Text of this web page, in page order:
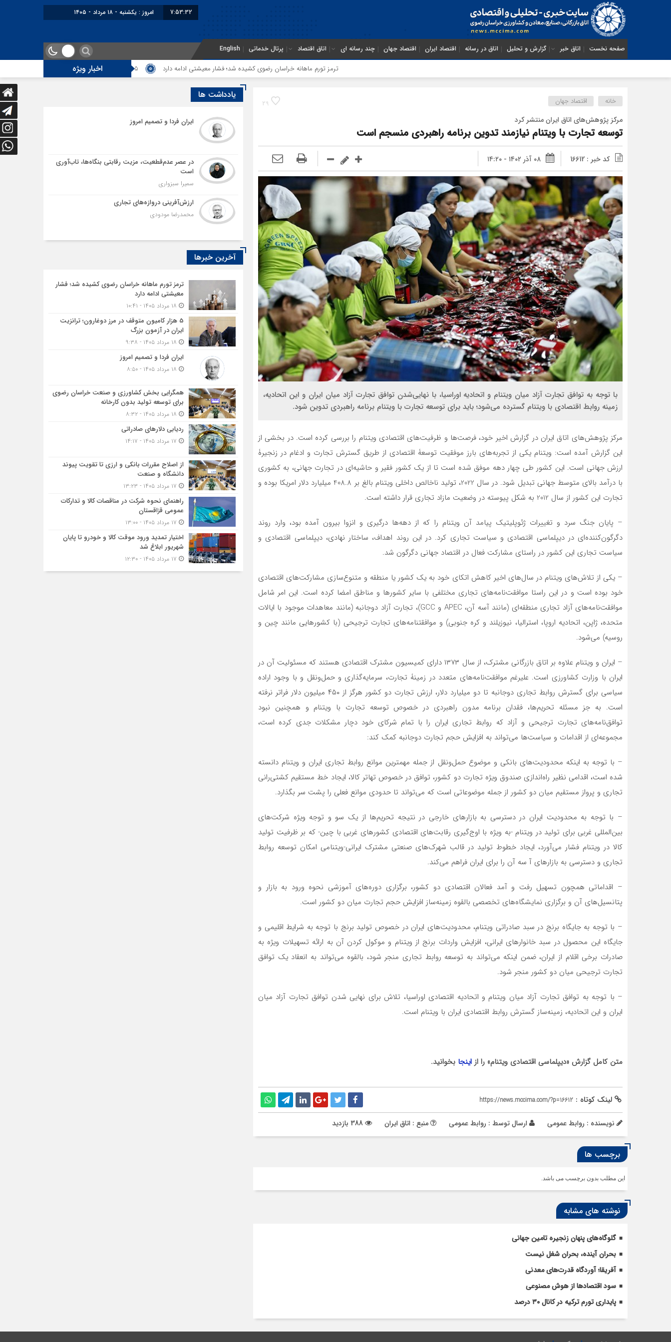
7:53:33 امروز : یکشنبه - ۱۸ مرداد - ۱۴۰۵
صفحه نخست اتاق خبر گزارش و تحلیل اتاق در رسانه اقتصاد ایران اقتصاد جهان چند رسانه ای اتاق اقتصاد پرتال خدماتی English
اخبار ویژه ترمز تورم ماهانه خراسان رضوی کشیده شد؛ فشار معیشتی ادامه دارد 5 هزار کامیون متوقف در مرز دوغارون؛ ترانزیت ایران در آزمون بزرگ
29 خانه اقتصاد جهان
مرکز پژوهش‌های اتاق ایران منتشر کرد
توسعه تجارت با ویتنام نیازمند تدوین برنامه راهبردی منسجم است
کد خبر : 16612 ۰۸ آذر ۱۴۰۲ - ۱۴:۲۰
با توجه به توافق تجارت آزاد میان ویتنام و اتحادیه اوراسیا، با نهایی‌شدن توافق تجارت آزاد میان ایران و این اتحادیه،
زمینه‌ روابط اقتصادی با ویتنام گسترده‌ می‌شود؛ باید برای توسعه تجارت با ویتنام برنامه راهبردی تدوین شود.
مرکز پژوهش‌های اتاق ایران در گزارش اخیر خود، فرصت‌ها و ظرفیت‌های اقتصادی ویتنام را بررسی کرده است. در بخشی از
این گزارش آمده است: ویتنام یکی از تجربه‌های بارز موفقیت توسعۀ اقتصادی از طریق گسترش تجارت و ادغام در زنجیرۀ
ارزش جهانی است. این کشور طی چهار دهه موفق شده است تا از یک کشور فقیر و حاشیه‌ای در تجارت جهانی، به کشوری
با درآمد بالای متوسط جهانی تبدیل شود. در سال 2022، تولید ناخالص داخلی ویتنام بالغ بر 408.8 میلیارد دلار امریکا بوده و
تجارت این کشور از سال 2012 به شکل پیوسته در وضعیت مازاد تجاری قرار داشته است.
– پایان جنگ سرد و تغییرات ژئوپلیتیک پیامد آن ویتنام را که از دهه‌ها درگیری و انزوا بیرون آمده بود، وارد روند
دگرگون‌کننده‌ای در دیپلماسی اقتصادی و سیاست تجاری کرد. در این روند اهداف، ساختار نهادی، دیپلماسی اقتصادی و
سیاست تجاری این کشور در راستای مشارکت فعال در اقتصاد جهانی دگرگون شد.
– یکی از تلاش‌های ویتنام در سال‌های اخیر کاهش اتکای خود به یک کشور یا منطقه و متنوع‌سازی مشارکت‌های اقتصادی
خود بوده است و در این راستا موافقت‌نامه‌های تجاری مختلفی با سایر کشورها و مناطق امضا کرده است. این امر شامل
موافقت‌نامه‌های آزاد تجاری منطقه‌ای (مانند آسه آن، APEC و GCC)، تجارت آزاد دوجانبه (مانند معاهدات موجود با ایالات
متحده، ژاپن، اتحادیه اروپا، استرالیا، نیوزیلند و کره جنوبی) و موافقتنامه‌های تجارت ترجیحی (با کشورهایی مانند چین و
روسیه) می‌شود.
– ایران و ویتنام علاوه بر اتاق بازرگانی مشترک، از سال ۱۳۷۳ دارای کمیسیون مشترک اقتصادی هستند که مسئولیت آن در
ایران با وزارت کشاورزی است. علیرغم موافقت‌نامه‌های متعدد در زمینۀ تجارت، سرمایه‌گذاری و حمل‌ونقل و با وجود اراده
سیاسی برای گسترش روابط تجاری دوجانبه تا دو میلیارد دلار، ارزش تجارت دو کشور هرگز از ۴۵۰ میلیون دلار فراتر نرفته
است. به جز مسئله تحریم‌ها، فقدان برنامه مدون راهبردی در خصوص توسعه تجارت با ویتنام و همچنین نبود
توافق‌نامه‌های تجارت ترجیحی و آزاد که روابط تجاری ایران را با تمام شرکای خود دچار مشکلات جدی کرده است،
مجموعه‌ای از اقدامات و سیاست‌ها می‌تواند به افزایش حجم تجارت دوجانبه کمک کند:
– با توجه به اینکه محدودیت‌های بانکی و موضوع حمل‌ونقل از جمله مهمترین موانع روابط تجاری ایران و ویتنام دانسته
شده است، اقدامی نظیر راه‌اندازی صندوق ویژه تجارت دو کشور، توافق در خصوص تهاتر کالا، ایجاد خط مستقیم کشتی‌رانی
تجاری و پرواز مستقیم میان دو کشور از جمله موضوعاتی است که می‌تواند تا حدودی موانع فعلی را پشت سر بگذارد.
– با توجه به محدودیت ایران در دسترسی به بازارهای خارجی در نتیجه تحریم‌ها از یک سو و توجه ویژه شرکت‌های
بین‌المللی غربی برای تولید در ویتنام -به ویژه با اوج‌گیری رقابت‌های اقتصادی کشورهای غربی با چین- که بر ظرفیت تولید
کالا در ویتنام فشار می‌آورد، ایجاد خطوط تولید در قالب شهرک‌های صنعتی مشترک ایرانی-ویتنامی امکان توسعه روابط
تجاری و دسترسی به بازارهای آ سه آن را برای ایران فراهم می‌کند.
– اقداماتی همچون تسهیل رفت و آمد فعالان اقتصادی دو کشور، برگزاری دوره‌های آموزشی نحوه ورود به بازار و
پتانسیل‌های آن و برگزاری نمایشگاه‌های تخصصی بالقوه زمینه‌ساز افزایش حجم تجارت میان دو کشور است.
– با توجه به جایگاه برنج در سبد صادراتی ویتنام، محدودیت‌های ایران در خصوص تولید برنج با توجه به شرایط اقلیمی و
جایگاه این محصول در سبد خانوارهای ایرانی، افزایش واردات برنج از ویتنام و موکول کردن آن به ارائه تسهیلات ویژه به
صادرات برخی اقلام از ایران، ضمن اینکه می‌تواند به توسعه روابط تجاری منجر شود، بالقوه می‌تواند به انعقاد یک توافق
تجارت ترجیحی میان دو کشور منجر شود.
– با توجه به توافق تجارت آزاد میان ویتنام و اتحادیه اقتصادی اوراسیا، تلاش برای نهایی شدن توافق تجارت آزاد میان
ایران و این اتحادیه، زمینه‌ساز گسترش روابط اقتصادی ایران با ویتنام است.
متن کامل گزارش «دیپلماسی اقتصادی ویتنام» را از اینجا بخوانید.
لینک کوتاه : https://news.mccima.com/?p=16612
نویسنده : روابط عمومی ارسال توسط : روابط عمومی منبع : اتاق ایران
برچسب ها
این مطلب بدون برچسب می باشد.
نوشته های مشابه
گلوگاه‌های پنهان زنجیره تامین جهانی
بحران آینده، بحران شغل نیست
آفریقا؛ آوردگاه قدرت‌های معدنی
سود اقتصاد‌ها از هوش مصنوعی
پایداری تورم ترکیه در کانال ۳۰ درصد
یادداشت ها
ایران فردا و تصمیم امروز
در عصر عدم‌قطعیت، مزیت رقابتی بنگاه‌ها، تاب‌آوری
است
سمیرا سبزواری
ارزش‌آفرینی دروازه‌های تجاری
محمدرضا مودودی
آخرین خبرها
ترمز تورم ماهانه خراسان رضوی کشیده شد؛ فشار
معیشتی ادامه دارد
5 هزار کامیون متوقف در مرز دوغارون؛ ترانزیت
ایران در آزمون بزرگ
ایران فردا و تصمیم امروز
همگرایی بخش کشاورزی و صنعت خراسان رضوی
برای توسعه تولید بدون کارخانه
ردیابی دلارهای صادراتی
از اصلاح مقررات بانکی و ارزی تا تقویت پیوند
دانشگاه و صنعت
راهنمای نحوه شرکت در مناقصات کالا و تدارکات
عمومی قزاقستان
اختیار تمدید ورود موقت کالا و خودرو تا پایان
شهریور ابلاغ شد